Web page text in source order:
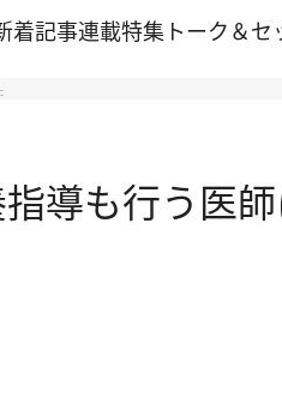
着記事連載特集 トーク＆セ
導も行う医